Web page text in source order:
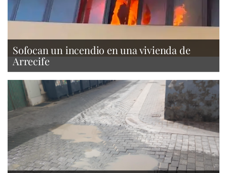
Sofocan un incendio en una vivienda de
Arrecife